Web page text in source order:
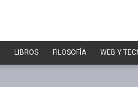
LIBROS FILOSOFÍA WEB Y